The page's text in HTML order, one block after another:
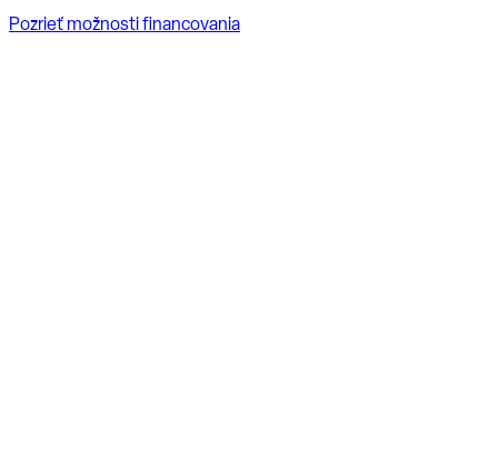
Pozrieť možnosti financovania